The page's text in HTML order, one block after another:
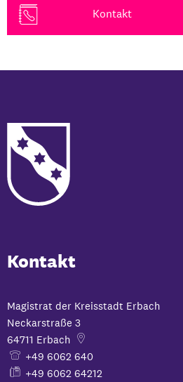
Kontakt
Kontakt
Magistrat der Kreisstadt Erbach
Neckarstraße 3
64711 Erbach
+49 6062 640
+49 6062 64212